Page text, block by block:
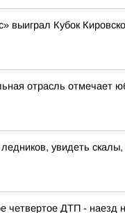
выиграл Кубок
отрасль отмечает
увидеть
четвертое ДТП - наезд